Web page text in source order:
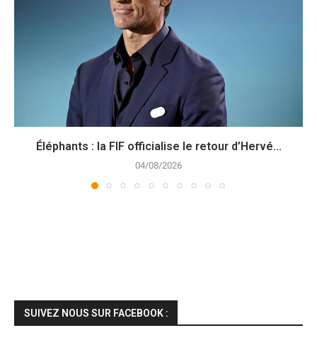
Éléphants : la FIF officialise le retour d’Hervé...
04/08/2026
SUIVEZ NOUS SUR FACEBOOK :